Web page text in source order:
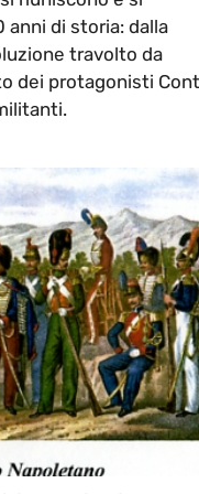
anni di storia: dalla
travolto da
dei protagonisti